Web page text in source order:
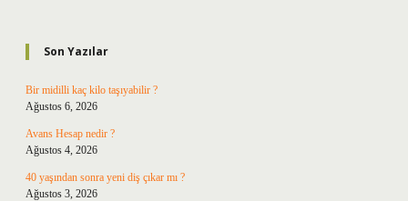
Son Yazılar
Bir midilli kaç kilo taşıyabilir ?
Ağustos 6, 2026
Avans Hesap nedir ?
Ağustos 4, 2026
40 yaşından sonra yeni diş çıkar mı ?
Ağustos 3, 2026